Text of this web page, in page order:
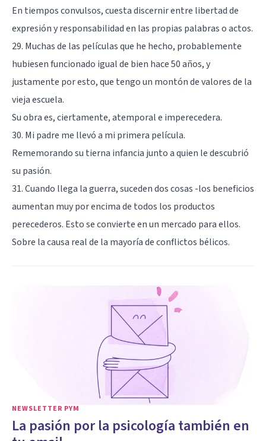
En tiempos convulsos, cuesta discernir entre libertad de
expresión y responsabilidad en las propias palabras o actos.
29. Muchas de las películas que he hecho, probablemente
hubiesen funcionado igual de bien hace 50 años, y
justamente por esto, que tengo un montón de valores de la
vieja escuela.
Su obra es, ciertamente, atemporal e imperecedera.
30. Mi padre me llevó a mi primera película.
Rememorando su tierna infancia junto a quien le descubrió
su pasión.
31. Cuando llega la guerra, suceden dos cosas -los beneficios
aumentan muy por encima de todos los productos
perecederos. Esto se convierte en un mercado para ellos.
Sobre la causa real de la mayoría de conflictos bélicos.
NEWSLETTER PYM
La pasión por la psicología también en